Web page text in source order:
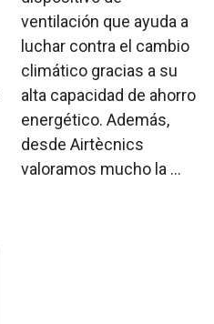
ventilación que ayuda a
luchar contra el cambio
climático gracias a su
alta capacidad de ahorro
energético. Además,
desde Airtècnics
valoramos mucho la ...